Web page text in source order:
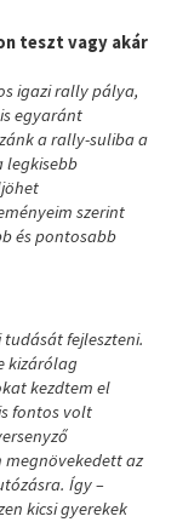
teszt vagy akár
igazi rally pálya,
egyaránt
a rally-suliba a
legkisebb
szerint
és pontosabb
tudását fejleszteni.
kizárólag
kezdtem el
fontos volt
az
Így –
kicsi gyerekek